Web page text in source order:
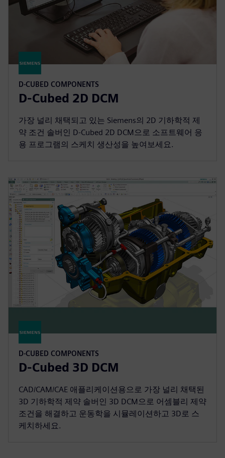
D-CUBED COMPONENTS
D-Cubed 2D DCM
가장 널리 채택되고 있는 Siemens의 2D 기하학적 제
약 조건 솔버인 D-Cubed 2D DCM으로 소프트웨어 응
용 프로그램의 스케치 생산성을 높여보세요.
D-CUBED COMPONENTS
D-Cubed 3D DCM
CAD/CAM/CAE 애플리케이션용으로 가장 널리 채택된
3D 기하학적 제약 솔버인 3D DCM으로 어셈블리 제약
조건을 해결하고 운동학을 시뮬레이션하고 3D로 스
케치하세요.